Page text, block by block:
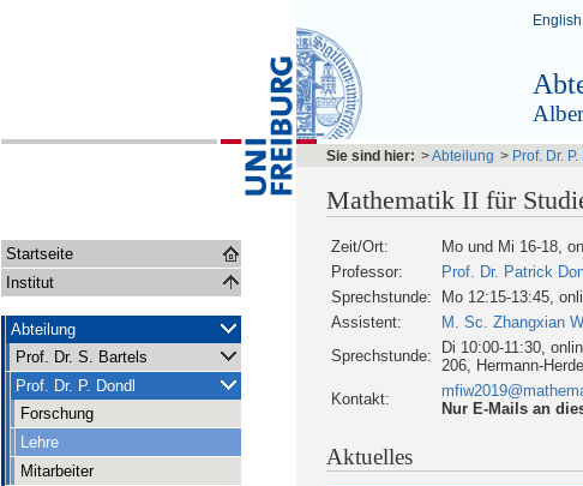
Startseite
Institut
Abteilung
Prof. Dr. S. Bartels
Prof. Dr. P. Dondl
Forschung
Lehre
Mitarbeiter
English
Sie sind hier: >Abteilung > Prof. Dr. P.
Mathematik II für
Zeit/Ort:
Mo und Mi 16-18,
Professor:
Prof. Dr. Patrick
Sprechstunde:
Mo 12:15-13:45,
Assistent:
M. Sc. Zhangxian
Sprechstunde:
Di 10:00-11:30,
206, Hermann-
Kontakt:
Nur E-Mails an
Aktuelles